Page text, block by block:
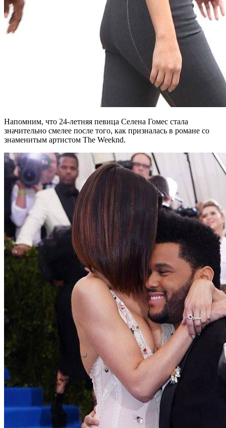
Напомним, что 24-летняя певица Селена Гомес стала
значительно смелее после того, как призналась в романе со
знаменитым артистом The Weeknd.